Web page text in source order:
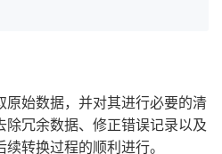
始数据，并对其进行必要的清
冗余数据、修正错误记录以及
转换过程的顺利进行。